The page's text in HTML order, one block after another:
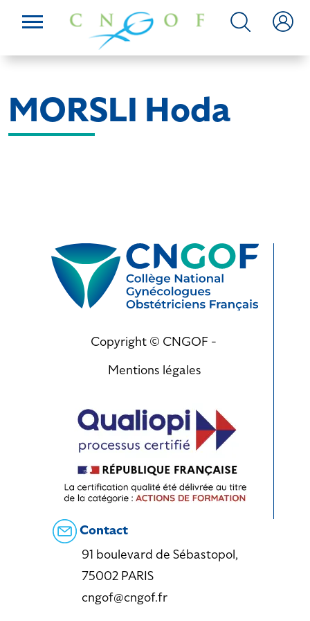
MORSLI Hoda
Copyright © CNGOF -
Mentions légales
Contact
91 boulevard de Sébastopol,
75002 PARIS
cngof@cngof.fr